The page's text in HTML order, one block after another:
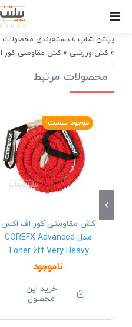
contentپیلتن شاپ » دسته‌بندی محصولات
» کش ورزشی »
Toner 4ft Ultra Heavy
محصولات مرتبط
موجود نیست!
کش مقاومتی کور اف اکس
مدل COREFX Advanced
Toner 6ft Very Heavy
ناموجود
خرید این
محصول